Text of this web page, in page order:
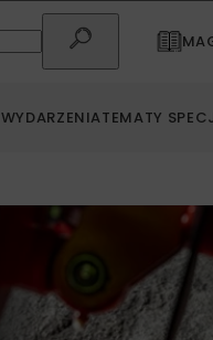
WYDARZENIATEMATY